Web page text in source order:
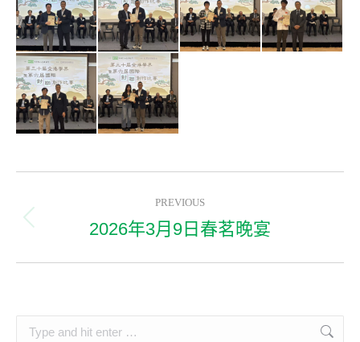
navigation
PREVIOUS
Previous
2026年3月9日春茗晚宴
Search: